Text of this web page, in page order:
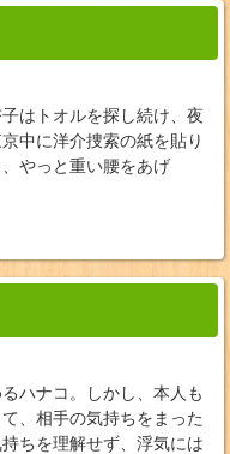
はトオルを探し続け、夜
中に洋介捜索の紙を貼り
やっと重い腰をあげ
ハナコ。しかし、本人も
、相手の気持ちをまった
ちを理解せず、浮気には